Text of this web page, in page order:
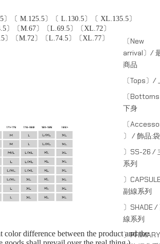
〔New
arrival〕/
商品
〔Tops〕/
〔
下身
〔
〕 / 飾品;袋
〕SS-26 /
系列
〕
副線系列
〕SHADE /
線系列
〕
〕〔 M.125.5〕〔 L.130.5〕〔 XL.135.5〕
〕〔M.67〕〔L.69.5〕〔XL.72〕
〕〔M.72〕〔L.74.5〕〔XL.77〕
color difference between the product and the